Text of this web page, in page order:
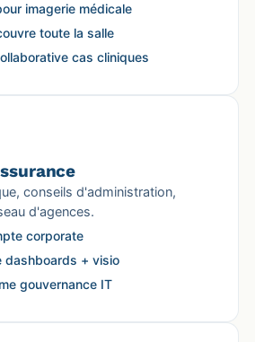
imagerie médicale
toute la salle
cas cliniques
conseils d'administration,
d'agences.
corporate
dashboards + visio
gouvernance IT